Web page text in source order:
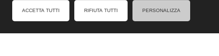
FACEBOOK
Formel - Al Servizio degli Enti Locali
Cookies Policy
ACCETTA TUTTI RIFIUTA TUTTI PERSONALIZZA